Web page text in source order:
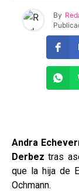
By
Andra
Derbez tras
que la hija de
Ochmann.